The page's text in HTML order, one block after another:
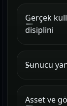
Gerçek
disiplini
Sunucu
Asset ve